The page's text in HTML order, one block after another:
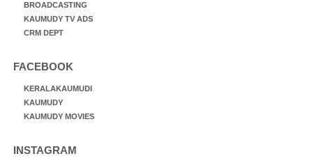
BROADCASTING
KAUMUDY TV ADS
CRM DEPT
FACEBOOK
KERALAKAUMUDI
KAUMUDY
KAUMUDY MOVIES
INSTAGRAM